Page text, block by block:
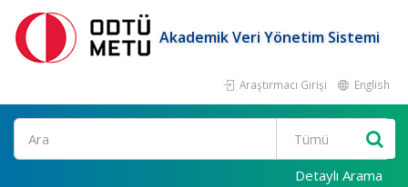
Akademik Veri Yönetim Sistemi
Araştırmacı Girişi English
Ara
Detaylı Arama